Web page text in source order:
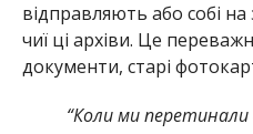
відправляють або собі
чиї ці архіви. Це
документи, старі
“Коли ми перетинали